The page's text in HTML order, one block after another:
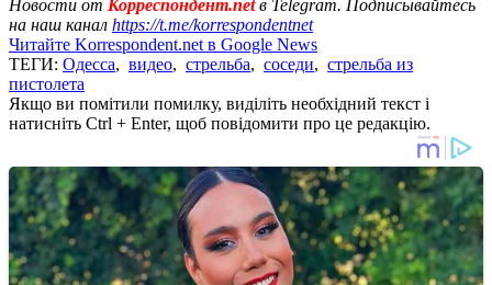
Новости от Корреспондент.netв Telegram. Подписывайтесь
на наш канал https://t.me/korrespondentnet
Читайте Korrespondent.net в Google News
ТЕГИ: Одесса, видео, стрельба, соседи, стрельба из
пистолета
Якщо ви помітили помилку, виділіть необхідний текст і
натисніть Ctrl + Enter, щоб повідомити про це редакцію.